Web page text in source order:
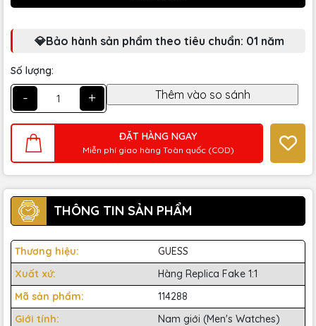
💎Bảo hành sản phẩm theo tiêu chuẩn: 01 năm
Số lượng:
- +
ĐẶT HÀNG NGAY
Miễn phí giao hàng Toàn quốc (COD)
THÔNG TIN SẢN PHẨM
Thương hiệu:
GUESS
Xuất xứ:
Hàng Replica Fake 1:1
Mã sản phẩm:
114288
Giới tính:
Nam giới (Men's Watches)